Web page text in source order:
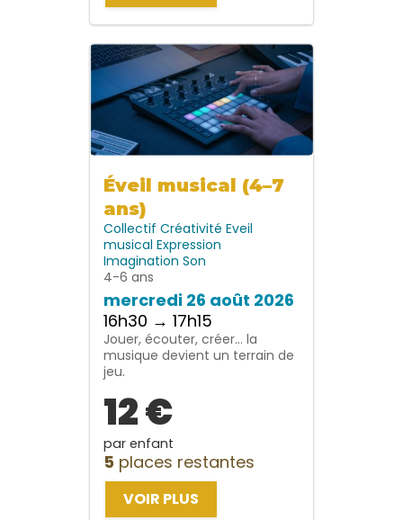
Éveil musical (4–7
ans)
Collectif Créativité Eveil
musical Expression
Imagination Son
4-6 ans
mercredi 26 août 2026
16h30 → 17h15
Jouer, écouter, créer… la
musique devient un terrain de
jeu.
12 €
par enfant
5 places restantes
VOIR PLUS